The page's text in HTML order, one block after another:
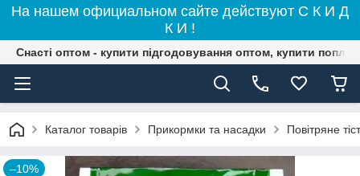
На нашем официальном сайте действуют С К И Д
К И !
Снасті оптом - купити підгодовування оптом, купити
Каталог товарів Прикормки та насадки Повітряне
–10%